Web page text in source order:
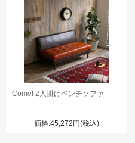
Comet 2人掛けベンチソファ
価格:45,272円(税込)